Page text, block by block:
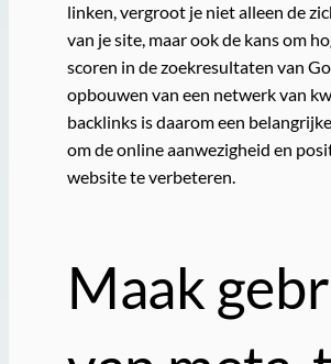
linken, vergroot je niet alleen de
van je site, maar ook de kans om
scoren in de zoekresultaten van
opbouwen van een netwerk van
backlinks is daarom een
om de online aanwezigheid en
website te verbeteren.
Maak